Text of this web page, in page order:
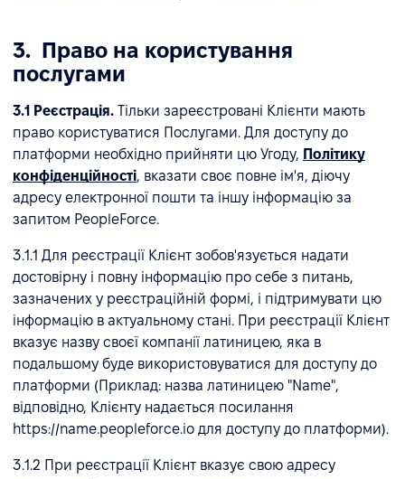
3. Право на користування
послугами
3.1 Реєстрація. Тільки зареєстровані Клієнти мають
право користуватися Послугами. Для доступу до
платформи необхідно прийняти цю Угоду, Політику
конфіденційності, вказати своє повне ім'я, діючу
адресу електронної пошти та іншу інформацію за
запитом PeopleForce.
3.1.1 Для реєстрації Клієнт зобов'язується надати
достовірну і повну інформацію про себе з питань,
зазначених у реєстраційній формі, і підтримувати цю
інформацію в актуальному стані. При реєстрації Клієнт
вказує назву своєї компанії латиницею, яка в
подальшому буде використовуватися для доступу до
платформи (Приклад: назва латиницею "Name",
відповідно, Клієнту надається посилання
https://name.peopleforce.io для доступу до платформи).
3.1.2 При реєстрації Клієнт вказує свою адресу